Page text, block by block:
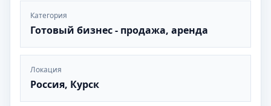
Категория
Готовый бизнес - продажа, аренда
Локация
Россия, Курск